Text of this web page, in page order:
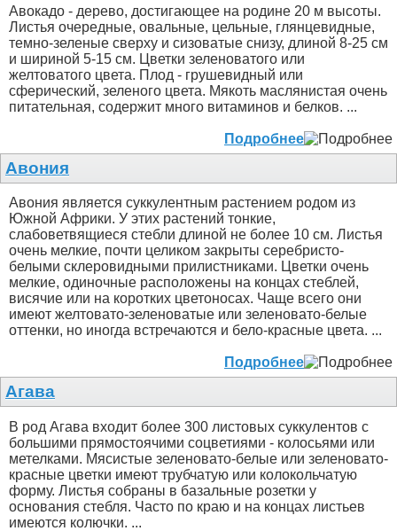
Авокадо - дерево, достигающее на родине 20 м высоты.
Листья очередные, овальные, цельные, глянцевидные,
темно-зеленые сверху и сизоватые снизу, длиной 8-25 см
и шириной 5-15 см. Цветки зеленоватого или
желтоватого цвета. Плод - грушевидный или
сферический, зеленого цвета. Мякоть маслянистая очень
питательная, содержит много витаминов и белков. ...
Подробнее
Авония
Авония является суккулентным растением родом из
Южной Африки. У этих растений тонкие,
слабоветвящиеся стебли длиной не более 10 см. Листья
очень мелкие, почти целиком закрыты серебристо-
белыми склеровидными прилистниками. Цветки очень
мелкие, одиночные расположены на концах стеблей,
висячие или на коротких цветоносах. Чаще всего они
имеют желтовато-зеленоватые или зеленовато-белые
оттенки, но иногда встречаются и бело-красные цвета. ...
Подробнее
Агава
В род Агава входит более 300 листовых суккулентов с
большими прямостоячими соцветиями - колосьями или
метелками. Мясистые зеленовато-белые или зеленовато-
красные цветки имеют трубчатую или колокольчатую
форму. Листья собраны в базальные розетки у
основания стебля. Часто по краю и на концах листьев
имеются колючки. ...